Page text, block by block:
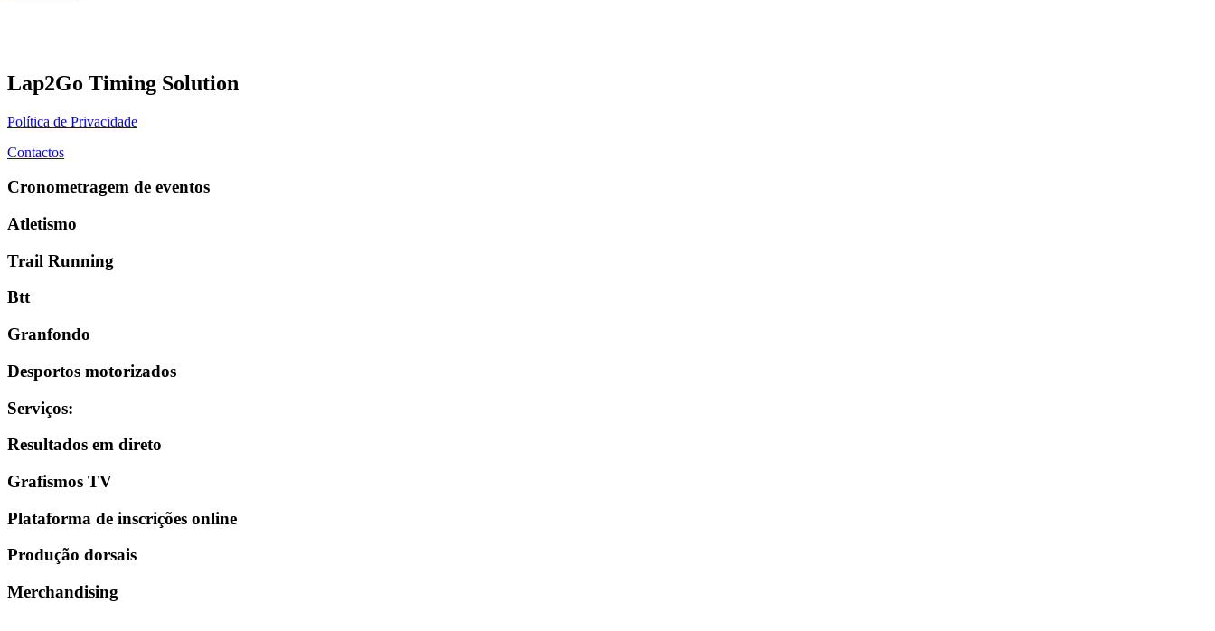
Lap2Go Timing Solution
Política de Privacidade
Contactos
Cronometragem de eventos
Atletismo
Trail Running
Btt
Granfondo
Desportos motorizados
Serviços:
Resultados em direto
Grafismos TV
Plataforma de inscrições online
Produção dorsais
Merchandising